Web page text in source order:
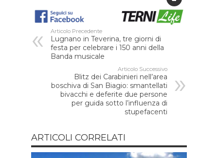
Articolo Precedente
Lugnano in Teverina, tre giorni di
festa per celebrare i 150 anni della
Banda musicale
Articolo Successivo
Blitz dei Carabinieri nell’area
boschiva di San Biagio: smantellati
bivacchi e deferite due persone
per guida sotto l’influenza di
stupefacenti
ARTICOLI CORRELATI